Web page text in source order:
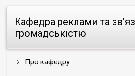
Кафедра реклами та
громадськістю
Про кафедру